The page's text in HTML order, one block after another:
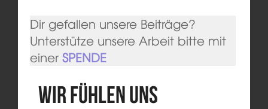
Dir gefallen unsere Beiträge?
Unterstütze unsere Arbeit bitte mit
einer SPENDE
Wir fühlen uns